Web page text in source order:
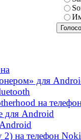
для
на
для Android
2) на телефон